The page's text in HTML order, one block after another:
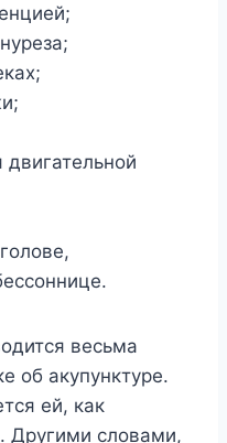
весьма
об акупунктуре.
ей, как
Другими словами,